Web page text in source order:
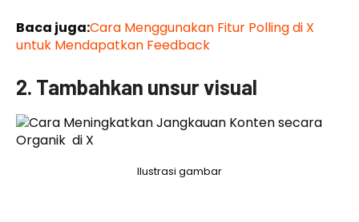
Baca juga:Cara Menggunakan Fitur Polling di X
untuk Mendapatkan Feedback
2. Tambahkan unsur visual
Ilustrasi gambar